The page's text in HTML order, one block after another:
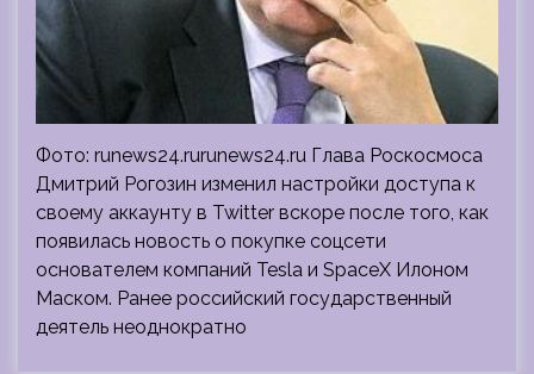
Фото: runews24.rurunews24.ru Глава Роскосмоса
Дмитрий Рогозин изменил настройки доступа к
своему аккаунту в Twitter вскоре после того, как
появилась новость о покупке соцсети
основателем компаний Tesla и SpaceX Илоном
Маском. Ранее российский государственный
деятель неоднократно